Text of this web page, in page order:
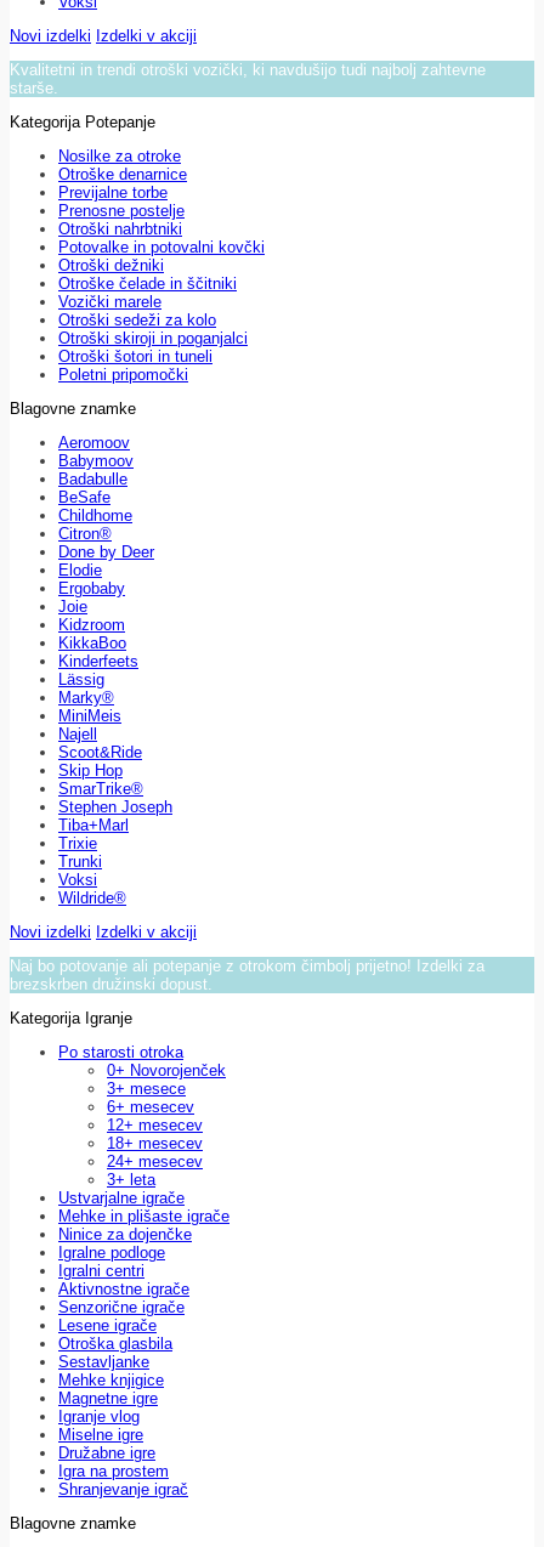
Novi izdelki Izdelki v akciji
Kvalitetni in trendi otroški vozički, ki navdušijo tudi najbolj zahtevne
starše.
Kategorija Potepanje
Nosilke za otroke
Otroške denarnice
Previjalne torbe
Prenosne postelje
Otroški nahrbtniki
Potovalke in potovalni kovčki
Otroški dežniki
Otroške čelade in ščitniki
Vozički marele
Otroški sedeži za kolo
Otroški skiroji in poganjalci
Otroški šotori in tuneli
Poletni pripomočki
Blagovne znamke
Aeromoov
Babymoov
Badabulle
BeSafe
Childhome
Citron®
Done by Deer
Elodie
Ergobaby
Joie
Kidzroom
KikkaBoo
Kinderfeets
Lässig
Marky®
MiniMeis
Najell
Scoot&Ride
Skip Hop
SmarTrike®
Stephen Joseph
Tiba+Marl
Trixie
Trunki
Voksi
Wildride®
Novi izdelki Izdelki v akciji
Naj bo potovanje ali potepanje z otrokom čimbolj prijetno! Izdelki za
brezskrben družinski dopust.
Kategorija Igranje
Po starosti otroka
0+ Novorojenček
3+ mesece
6+ mesecev
12+ mesecev
18+ mesecev
24+ mesecev
3+ leta
Ustvarjalne igrače
Mehke in plišaste igrače
Ninice za dojenčke
Igralne podloge
Igralni centri
Aktivnostne igrače
Senzorične igrače
Lesene igrače
Otroška glasbila
Sestavljanke
Mehke knjigice
Magnetne igre
Igranje vlog
Miselne igre
Družabne igre
Igra na prostem
Shranjevanje igrač
Blagovne znamke